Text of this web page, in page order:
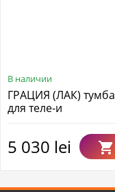
В наличии
ГРАЦИЯ (ЛАК) тумба
для теле-и
5 030 lei